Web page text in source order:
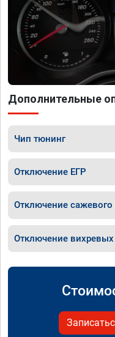
Дополнительные
Чип тюнинг
Отключение ЕГР
Отключение сажевого
Отключение